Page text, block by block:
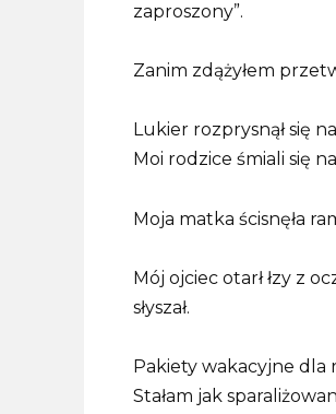
zaproszony”.
Zanim zdążyłem
Lukier rozprysnął się
Moi rodzice śmiali się
Moja matka ścisnęła
Mój ojciec otarł łzy z
słyszał.
Pakiety wakacyjne dla
Stałam jak